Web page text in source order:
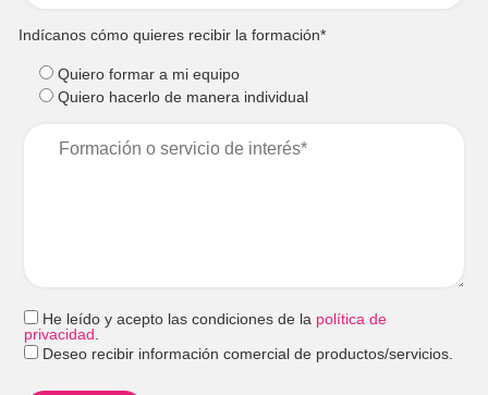
Indícanos cómo quieres recibir la formación*
Quiero formar a mi equipo
Quiero hacerlo de manera individual
He leído y acepto las condiciones de la política de
privacidad
Deseo recibir información comercial de productos/servicios.